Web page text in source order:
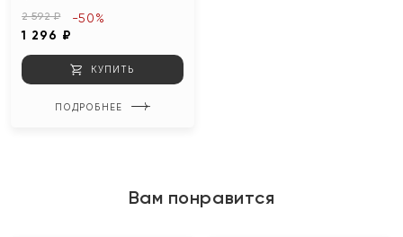
2 592 ₽
1 296 ₽
-50%
КУПИТЬ
ПОДРОБНЕЕ
Вам понравится